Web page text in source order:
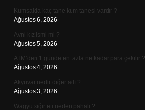
Kumsalda kaç tane kum tanesi vardır ?
Ağustos 6, 2026
Avni kız ismi mi ?
Ağustos 5, 2026
ATM’den 1 günde en fazla ne kadar para çekilir ?
Ağustos 4, 2026
Akyuvar nedir diğer adı ?
Ağustos 3, 2026
Wagyu sığır eti neden pahalı ?